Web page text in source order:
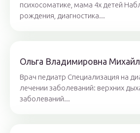
психосоматике, мама 4х детей
рождения, диагностика...
Ольга Владимировна
Врач педиатр Специализация на
лечении заболеваний: верхних
заболеваний...